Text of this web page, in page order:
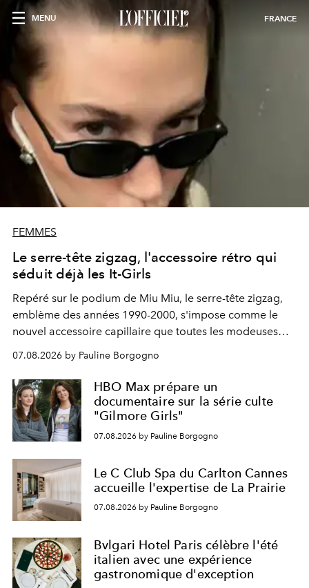
MENU FRANCE
FEMMES
Le serre-tête zigzag, l'accessoire rétro qui
séduit déjà les It-Girls
Repéré sur le podium de Miu Miu, le serre-tête zigzag,
emblème des années 1990-2000, s'impose comme le
nouvel accessoire capillaire que toutes les modeuses
s'arrachent déjà.
07.08.2026 by Pauline Borgogno
HBO Max prépare un
documentaire sur la série culte
"Gilmore Girls"
07.08.2026 by Pauline Borgogno
Le C Club Spa du Carlton Cannes
accueille l'expertise de La Prairie
07.08.2026 by Pauline Borgogno
Bvlgari Hotel Paris célèbre l'été
italien avec une expérience
gastronomique d'exception